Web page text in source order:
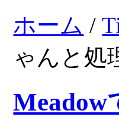
ホーム /
ゃんと処
Meadow